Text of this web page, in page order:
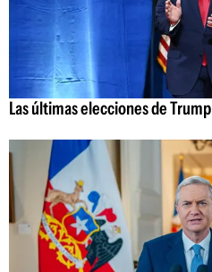
Las últimas elecciones de Trump